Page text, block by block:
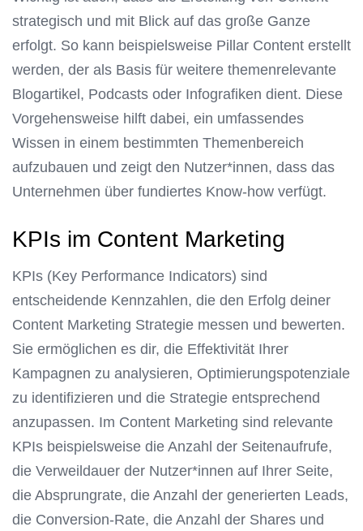
strategisch und mit Blick auf das große Ganze
erfolgt. So kann beispielsweise Pillar Content erstellt
werden, der als Basis für weitere themenrelevante
Blogartikel, Podcasts oder Infografiken dient. Diese
Vorgehensweise hilft dabei, ein umfassendes
Wissen in einem bestimmten Themenbereich
aufzubauen und zeigt den Nutzer*innen, dass das
Unternehmen über fundiertes Know-how verfügt.
KPIs im Content Marketing
KPIs (Key Performance Indicators) sind
entscheidende Kennzahlen, die den Erfolg deiner
Content Marketing Strategie messen und bewerten.
Sie ermöglichen es dir, die Effektivität Ihrer
Kampagnen zu analysieren, Optimierungspotenziale
zu identifizieren und die Strategie entsprechend
anzupassen. Im Content Marketing sind relevante
KPIs beispielsweise die Anzahl der Seitenaufrufe,
die Verweildauer der Nutzer*innen auf Ihrer Seite,
die Absprungrate, die Anzahl der generierten Leads,
die Conversion-Rate, die Anzahl der Shares und